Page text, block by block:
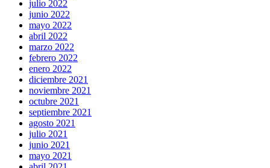
julio 2022
junio 2022
mayo 2022
abril 2022
marzo 2022
febrero 2022
enero 2022
diciembre 2021
noviembre 2021
octubre 2021
septiembre 2021
agosto 2021
julio 2021
junio 2021
mayo 2021